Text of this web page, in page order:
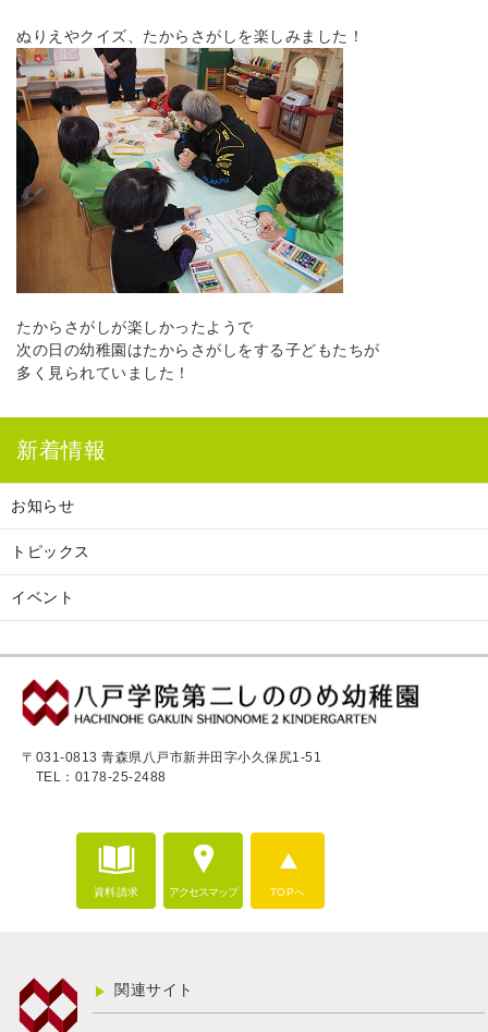
ぬりえやクイズ、たからさがしを楽しみました！
たからさがしが楽しかったようで
次の日の幼稚園はたからさがしをする子どもたちが
多く見られていました！
新着情報
お知らせ
トピックス
イベント
〒031-0813 青森県八戸市新井田字小久保尻1-51
TEL：0178-25-2488
資料請求 アクセスマップ TOPへ
関連サイト